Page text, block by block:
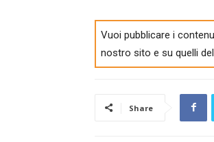
Vuoi pubblicare i
nostro sito e su quelli
Share